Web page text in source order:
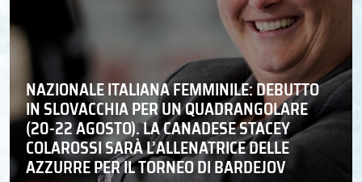
NAZIONALE ITALIANA FEMMINILE: DEBUTTO
IN SLOVACCHIA PER UN QUADRANGOLARE
(20-22 AGOSTO). LA CANADESE STACEY
COLAROSSI SARÀ L’ALLENATRICE DELLE
AZZURRE PER IL TORNEO DI BARDEJOV